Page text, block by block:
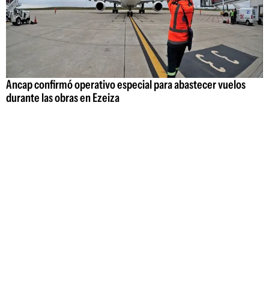
Ancap confirmó operativo especial para abastecer vuelos
durante las obras en Ezeiza